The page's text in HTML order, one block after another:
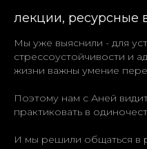
лекции, ресурсные
Мы уже выяснили - для
стрессоустойчивости и
жизни важны умение
Поэтому нам с Аней
практиковать в
И мы решили общаться в